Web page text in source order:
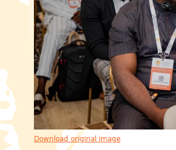
Download original image